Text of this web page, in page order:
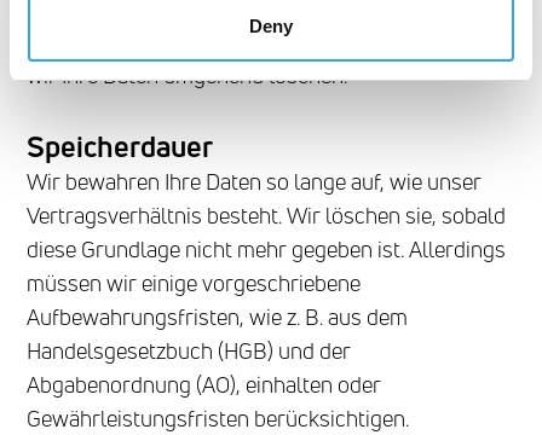
Deny
herausstellen, dass es hierzu nicht kommt, werden
wir Ihre Daten umgehend löschen.
Speicherdauer
Wir bewahren Ihre Daten so lange auf, wie unser
Vertragsverhältnis besteht. Wir löschen sie, sobald
diese Grundlage nicht mehr gegeben ist. Allerdings
müssen wir einige vorgeschriebene
Aufbewahrungsfristen, wie z. B. aus dem
Handelsgesetzbuch (HGB) und der
Abgabenordnung (AO), einhalten oder
Gewährleistungsfristen berücksichtigen.